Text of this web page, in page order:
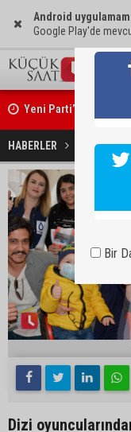
Android
Google Play'de
Yeni Parti’nin
Feke Belediye
ziyaret etti
HABERLER YAŞAM
Dizi
Bir